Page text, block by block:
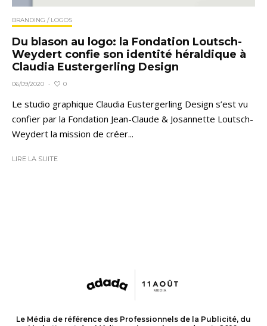
BRANDING / LOGOS
Du blason au logo: la Fondation Loutsch-
Weydert confie son identité héraldique à
Claudia Eustergerling Design
06/09/2020 · 0
Le studio graphique Claudia Eustergerling Design s’est vu
confier par la Fondation Jean-Claude & Josannette Loutsch-
Weydert la mission de créer...
LIRE LA SUITE
Le Média de référence des Professionnels de la Publicité, du